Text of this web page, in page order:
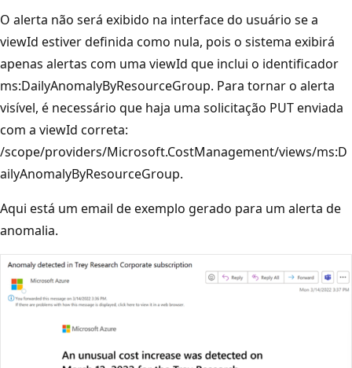
O alerta não será exibido na interface do usuário se a
viewId estiver definida como nula, pois o sistema exibirá
apenas alertas com uma viewId que inclui o identificador
ms:DailyAnomalyByResourceGroup. Para tornar o alerta
visível, é necessário que haja uma solicitação PUT enviada
com a viewId correta:
/scope/providers/Microsoft.CostManagement/views/ms:D
ailyAnomalyByResourceGroup.
Aqui está um email de exemplo gerado para um alerta de
anomalia.